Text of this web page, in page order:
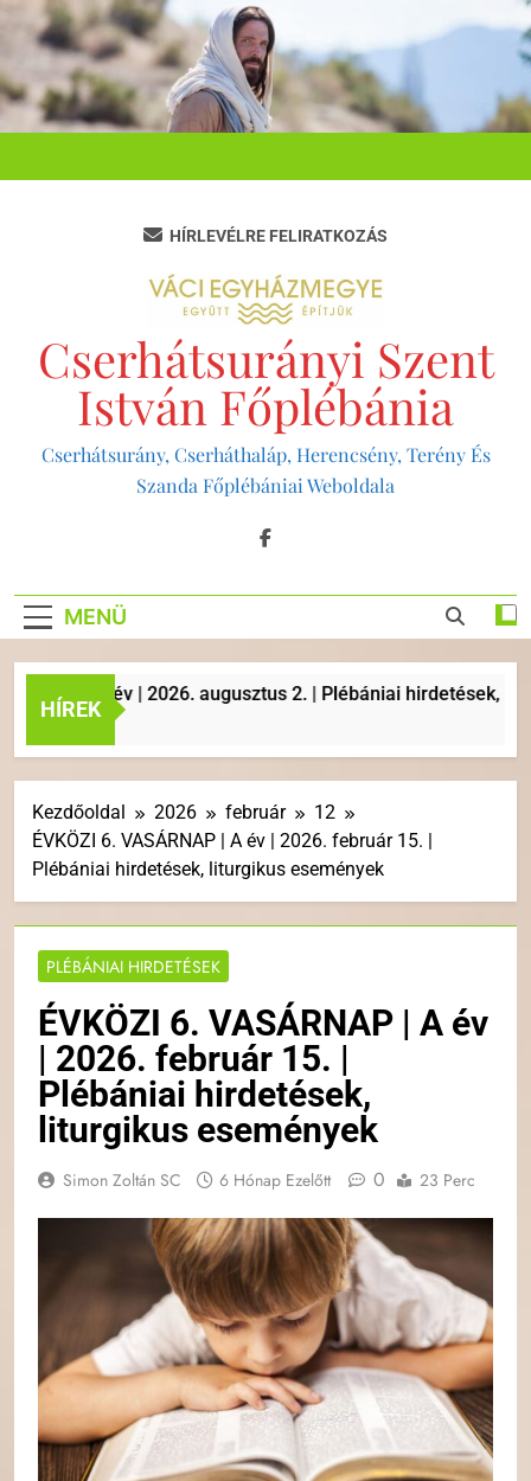
Ugrás
tartalomra
Cserhátsurányi Szent
István Főplébánia
Cserhátsurány, Cserháthaláp, Herencsény, Terény És
Szanda Főplébániai Weboldala
HÍRLEVÉLRE FELIRATKOZÁS
MENÜ
HÍREK
| A év | 2026. augusztus 2. | Plébániai hirdetések,
Kezdőoldal 2026 február
12
ÉVKÖZI 6. VASÁRNAP | A év | 2026. február 15. |
Plébániai hirdetések, liturgikus események
PLÉBÁNIAI HIRDETÉSEK
ÉVKÖZI 6. VASÁRNAP | A év
| 2026. február 15. |
Plébániai hirdetések,
liturgikus események
Simon Zoltán SC 6 Hónap Ezelőtt 0 23 Perc